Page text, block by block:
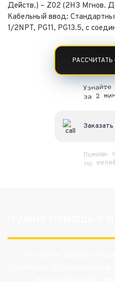
Действ.) – Z02 (2НЗ Мгнов.
Кабельный ввод:
1/2NPT, PG11, PG13.5, с
Узнайте
за 2
Помощь
по